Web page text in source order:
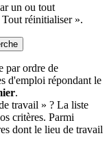
un ou tout
réinitialiser ».
par ordre de
d'emploi répondant le
.
travail » ? La liste
critères. Parmi
dont le lieu de travail